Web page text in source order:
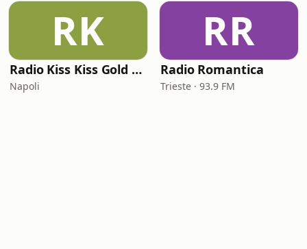
RK
Radio Kiss Kiss Gold Rock
Napoli
RR
Radio Romantica
Trieste · 93.9 FM